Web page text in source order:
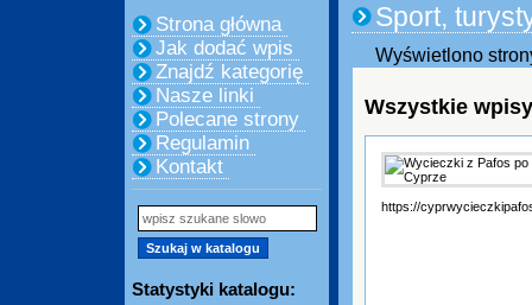
Strona główna
Jak dodać wpis
Znajdź kategorię
Nasze linki
Polecane strony
Regulamin
Kontakt
Statystyki katalogu:
Sport,
Wyświetlono
Wszystkie
https://